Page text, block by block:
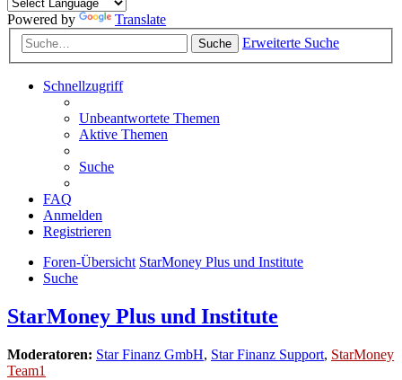
Powered by Translate
Suche Erweiterte Suche
Schnellzugriff
Unbeantwortete Themen
Aktive Themen
Suche
FAQ
Anmelden
Registrieren
Foren-Übersicht StarMoney Plus und Institute
Suche
StarMoney Plus und Institute
Moderatoren: Star Finanz GmbH, Star Finanz Support, StarMoney
Team1